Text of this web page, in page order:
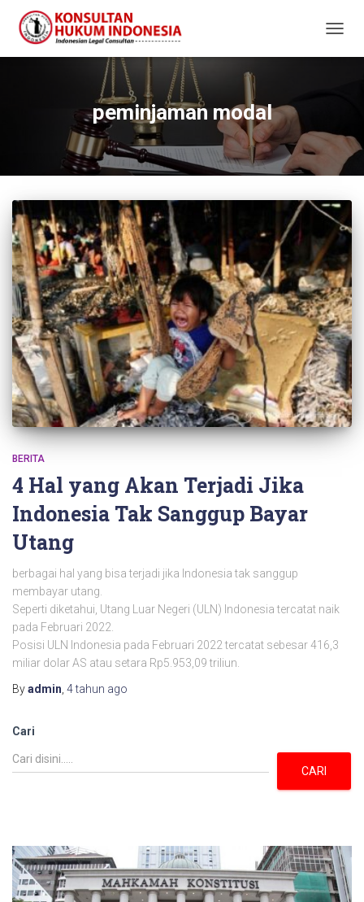
peminjaman modal
BERITA
4 Hal yang Akan Terjadi Jika
Indonesia Tak Sanggup Bayar
Utang
berbagai hal yang bisa terjadi jika Indonesia tak sanggup
membayar utang.
Seperti diketahui, Utang Luar Negeri (ULN) Indonesia tercatat naik
pada Februari 2022.
Posisi ULN Indonesia pada Februari 2022 tercatat sebesar 416,3
miliar dolar AS atau setara Rp5.953,09 triliun.
Byadmin 4 tahun ago
Cari
CARI